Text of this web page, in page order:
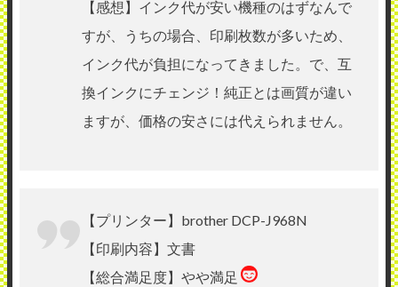
【感想】インク代が安い機種のはずなんで
すが、うちの場合、印刷枚数が多いため、
インク代が負担になってきました。で、互
換インクにチェンジ！純正とは画質が違い
ますが、価格の安さには代えられません。
【プリンター】brother DCP-J968N
【印刷内容】文書
【総合満足度】やや満足